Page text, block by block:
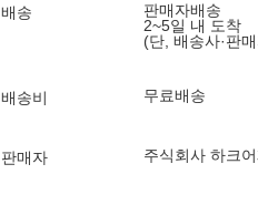
배송
판매자배송
2~5일 내 도착
(단, 배송사·판
배송비 무료배송
판매자 주식회사 하크